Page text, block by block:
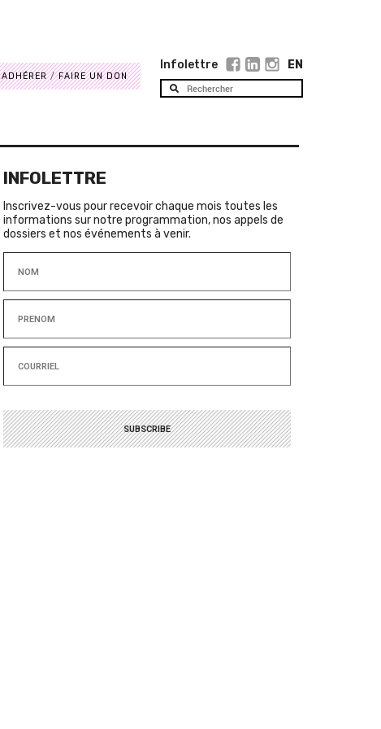
ADHÉRER FAIRE UN DON
Infolettre EN
INFOLETTRE
Inscrivez-vous pour recevoir chaque mois toutes les
informations sur notre programmation, nos appels de
dossiers et nos événements à venir.